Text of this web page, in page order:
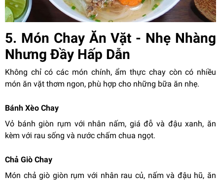
5. Món Chay Ăn Vặt - Nhẹ Nhàng
Nhưng Đầy Hấp Dẫn
Không chỉ có các món chính, ẩm thực chay còn có nhiều
món ăn vặt thơm ngon, phù hợp cho những bữa ăn nhẹ.
Bánh Xèo Chay
Vỏ bánh giòn rụm với nhân nấm, giá đỗ và đậu xanh, ăn
kèm với rau sống và nước chấm chua ngọt.
Chả Giò Chay
Món chả giò giòn rụm với nhân rau củ, nấm và đậu hũ, ăn